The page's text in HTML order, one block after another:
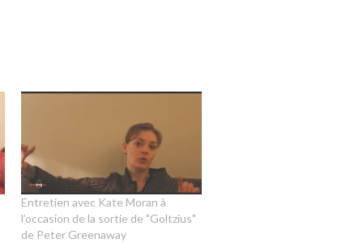
Entretien avec Kate Moran à
l’occasion de la sortie de "Goltzius"
de Peter Greenaway